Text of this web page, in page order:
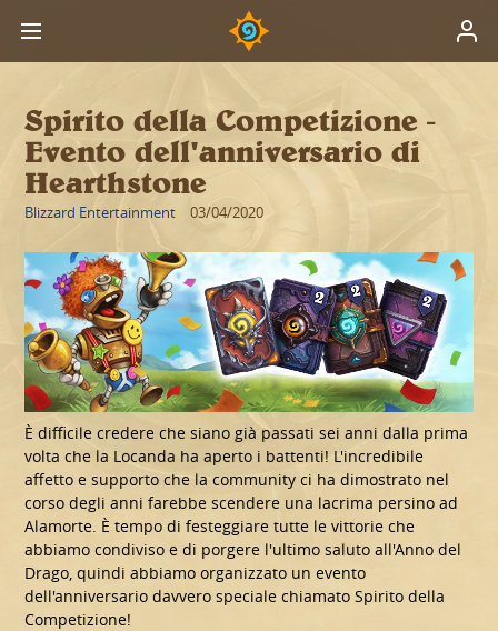
Spirito della Competizione -
Evento dell'anniversario di
Hearthstone
Blizzard Entertainment 03/04/2020
È difficile credere che siano già passati sei anni dalla prima
volta che la Locanda ha aperto i battenti! L'incredibile
affetto e supporto che la community ci ha dimostrato nel
corso degli anni farebbe scendere una lacrima persino ad
Alamorte. È tempo di festeggiare tutte le vittorie che
abbiamo condiviso e di porgere l'ultimo saluto all'Anno del
Drago, quindi abbiamo organizzato un evento
dell'anniversario davvero speciale chiamato Spirito della
Competizione!